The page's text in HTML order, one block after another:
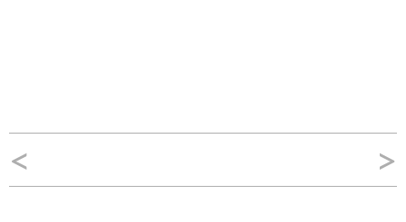
Navegação
de
< >